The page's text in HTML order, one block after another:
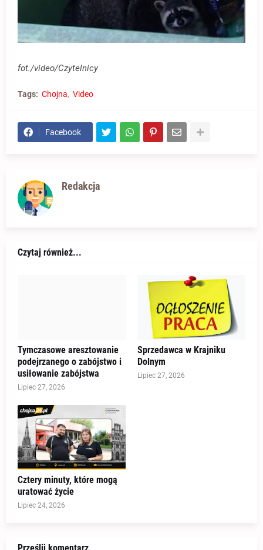
fot./video/Czytelnicy
Tags: Chojna Video
Facebook
Redakcja
Czytaj również...
Tymczasowe aresztowanie
podejrzanego o zabójstwo i
usiłowanie zabójstwa
Lipiec 27, 2026
Sprzedawca w Krajniku
Dolnym
Lipiec 27, 2026
Cztery minuty, które mogą
uratować życie
Lipiec 24, 2026